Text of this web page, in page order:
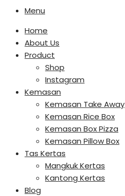
Menu
Home
About Us
Product
Shop
Instagram
Kemasan
Kemasan Take Away
Kemasan Rice Box
Kemasan Box Pizza
Kemasan Pillow Box
Tas Kertas
Mangkuk Kertas
Kantong Kertas
Blog